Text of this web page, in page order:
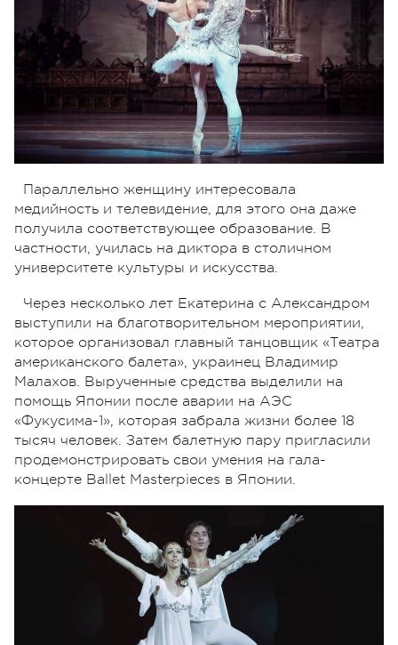
Параллельно женщину интересовала
медийность и телевидение, для этого она даже
получила соответствующее образование. В
частности, училась на диктора в столичном
университете культуры и искусства.
Через несколько лет Екатерина с Александром
выступили на благотворительном мероприятии,
которое организовал главный танцовщик «Театра
американского балета», украинец Владимир
Малахов. Вырученные средства выделили на
помощь Японии после аварии на АЭС
«Фукусима-1», которая забрала жизни более 18
тысяч человек. Затем балетную пару пригласили
продемонстрировать свои умения на гала-
концерте Ballet Masterpieces в Японии.